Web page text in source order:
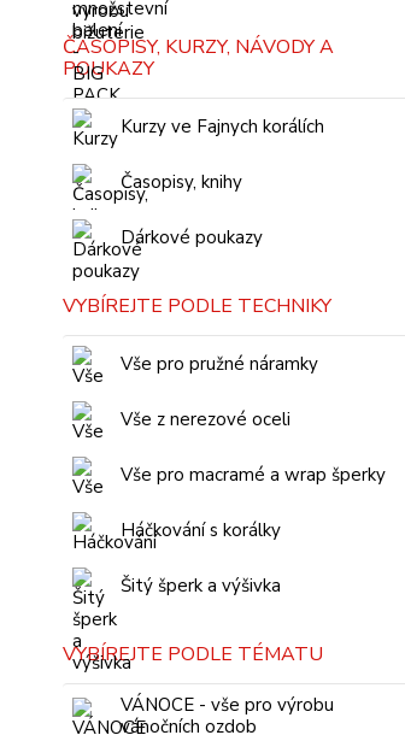
ČASOPISY, KURZY, NÁVODY A
POUKAZY
Kurzy ve Fajnych korálích
Časopisy, knihy
Dárkové poukazy
VYBÍREJTE PODLE TECHNIKY
Vše pro pružné náramky
Vše z nerezové oceli
Vše pro macramé a wrap šperky
Háčkování s korálky
Šitý šperk a výšivka
VYBÍREJTE PODLE TÉMATU
VÁNOCE - vše pro výrobu
vánočních ozdob